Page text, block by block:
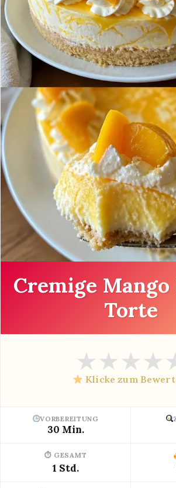
Cremige Mango
Torte
★★★★
Klicke zum
VORBEREITUNG
30 Min.
⏱ GESAMT
1 Std.